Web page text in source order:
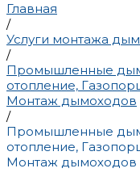
Главная
/
Услуги монтажа
/
Промышленные
отопление,
Монтаж дымоходов
/
Промышленные
отопление,
Монтаж дымоходов